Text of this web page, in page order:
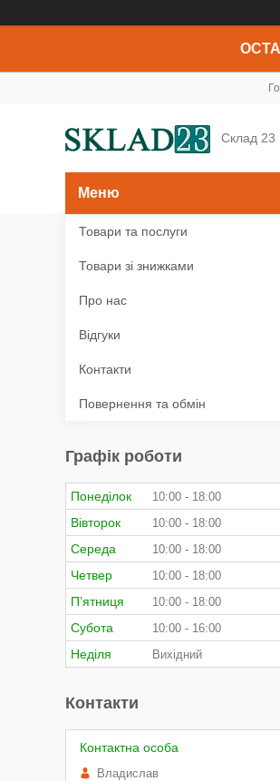
Склад 23
Товари та послуги
Товари зі знижками
Про нас
Відгуки
Контакти
Повернення та обмін
Графік роботи
Понеділок 10:00 18:00
Вівторок 10:00 18:00
Середа 10:00 18:00
Четвер 10:00 18:00
Пʼятниця 10:00 18:00
Субота 10:00 16:00
Неділя Вихідний
Контакти
Владислав